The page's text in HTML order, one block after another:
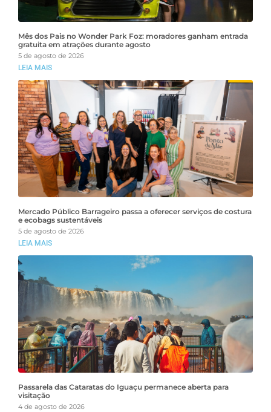
Mês dos Pais no Wonder Park Foz: moradores ganham entrada
gratuita em atrações durante agosto
5 de agosto de 2026
LEIA MAIS
Mercado Público Barrageiro passa a oferecer serviços de costura
e ecobags sustentáveis
5 de agosto de 2026
LEIA MAIS
Passarela das Cataratas do Iguaçu permanece aberta para
visitação
4 de agosto de 2026